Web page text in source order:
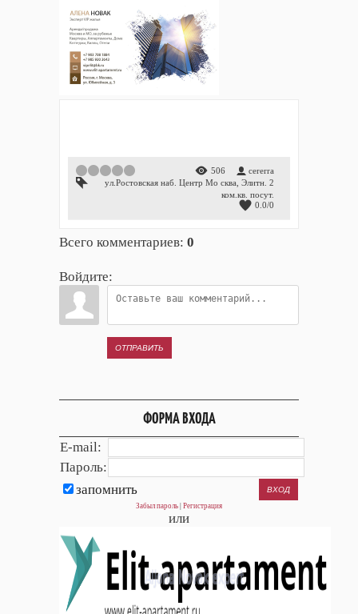
1 2 3 4 506
cererra
ул.Ростовская наб. Центр Мо сква Элитн. 2
ком.кв. посут.
0.0/0
Всего комментариев: 0
Войдите:
ОТПРАВИТЬ
ФОРМА ВХОДА
E-mail:
Пароль:
запомнить
Забыл пароль Регистрация
или